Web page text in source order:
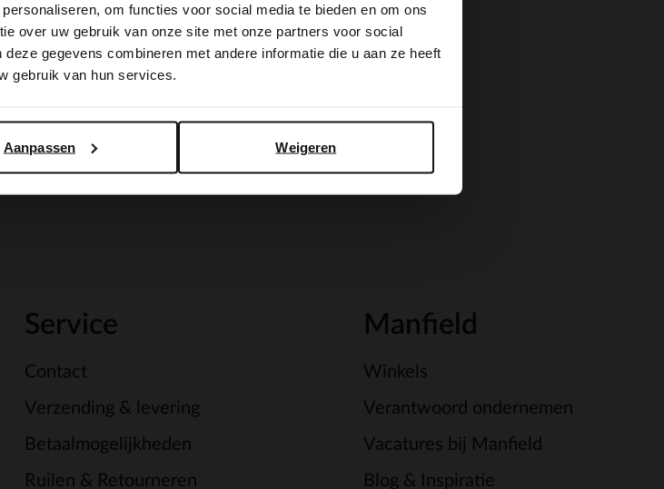
om functies voor social media te bieden en om ons
over uw gebruik van onze site met onze partners voor social
gegevens combineren met andere informatie die u aan ze heeft
gebruik van hun services.
Weigeren
Aanpassen
Service
Contact
Verzending & levering
Betaalmogelijkheden
Ruilen & Retourneren
Manfield
Winkels
Verantwoord ondernemen
Vacatures bij Manfield
Blog & Inspiratie
isn't Dutch. Would you like to